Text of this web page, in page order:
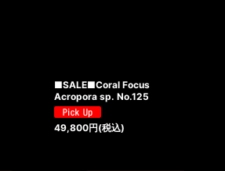
■SALE■Coral Focus
Acropora sp. No.125
49,800円(税込)